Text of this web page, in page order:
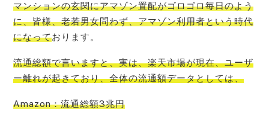
マンションの玄関にアマゾン置配がゴロゴロ毎日のよう
に、皆様、老若男女問わず、アマゾン利用者という時代
になっております。
流通総額で言いますと、実は、楽天市場が現在、ユーザ
ー離れが起きており、全体の流通額データとしては、
Amazon：流通総額3兆円